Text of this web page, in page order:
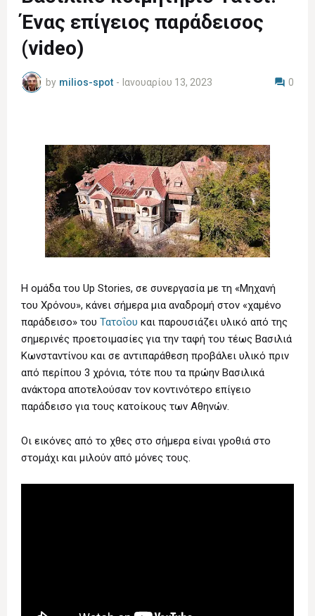
Ένας επίγειος παράδεισος
(video)
by milios-spot - Ιανουαρίου 13, 2023 0
Η ομάδα του Up Stories, σε συνεργασία με τη «Μηχανή
του Χρόνου», κάνει σήμερα μια αναδρομή στον «χαμένο
παράδεισο» του Τατοΐου και παρουσιάζει υλικό από της
σημερινές προετοιμασίες για την ταφή του τέως Βασιλιά
Κωνσταντίνου και σε αντιπαράθεση προβάλει υλικό πριν
από περίπου 3 χρόνια, τότε που τα πρώην Βασιλικά
ανάκτορα αποτελούσαν τον κοντινότερο επίγειο
παράδεισο για τους κατοίκους των Αθηνών.
Οι εικόνες από το χθες στο σήμερα είναι γροθιά στο
στομάχι και μιλούν από μόνες τους.